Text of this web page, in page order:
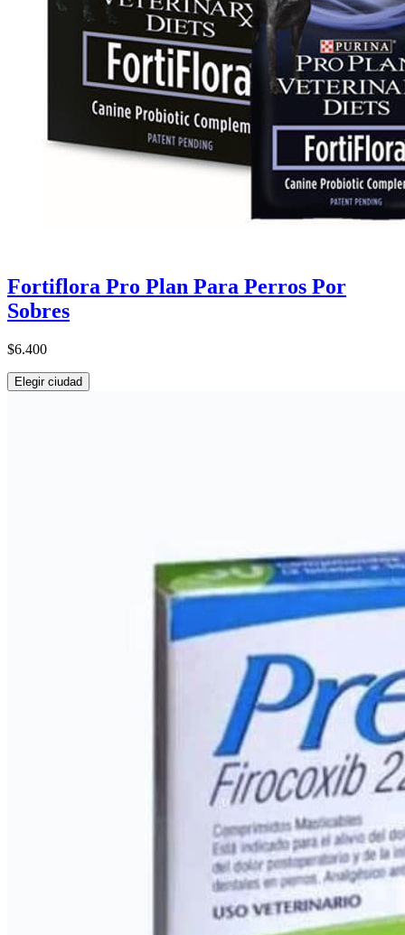
Fortiflora Pro Plan Para Perros Por
Sobres
$6.400
Elegir ciudad